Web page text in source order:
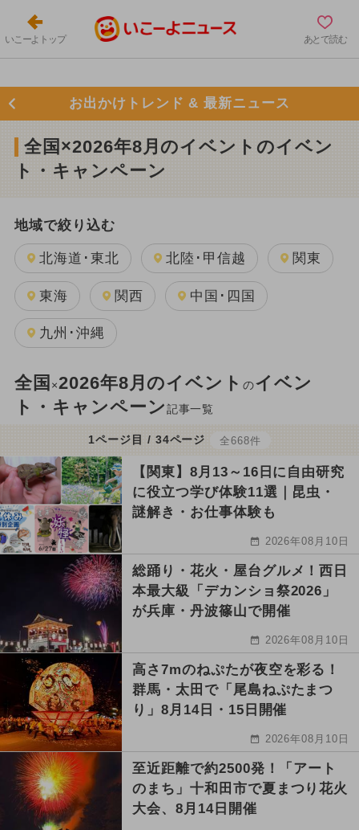
いこーよトップ あとで読む
お出かけトレンド & 最新ニュース
全国×2026年8月のイベントのイベン
ト・キャンペーン
地域で絞り込む
北海道･東北 北陸･甲信越 関東
東海 関西 中国･四国
九州･沖縄
全国 ×2026年8月のイベントのイベン
ト・キャンペーン記事一覧
1ページ目 / 34ページ 全668件
【関東】8月13～16日に自由研究
に役立つ学び体験11選｜昆虫・
謎解き・お仕事体験も
2026年08月10日
総踊り・花火・屋台グルメ！西日
本最大級「デカンショ祭2026」
が兵庫・丹波篠山で開催
2026年08月10日
高さ7mのねぷたが夜空を彩る！
群馬・太田で「尾島ねぷたまつ
り」8月14日・15日開催
2026年08月10日
至近距離で約2500発！「アート
のまち」十和田市で夏まつり花火
大会、8月14日開催